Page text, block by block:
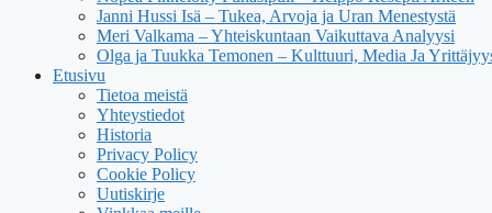
Janni Hussi Isä – Tukea, Arvoja ja Uran Menestystä
Meri Valkama – Yhteiskuntaan Vaikuttava Analyysi
Olga ja Tuukka Temonen – Kulttuuri, Media Ja
Etusivu
Tietoa meistä
Yhteystiedot
Historia
Privacy Policy
Cookie Policy
Uutiskirje